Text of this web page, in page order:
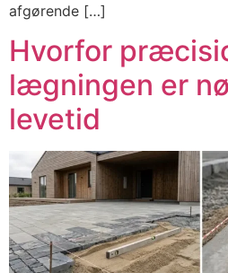
afgørende […]
Hvorfor
lægningen er
levetid